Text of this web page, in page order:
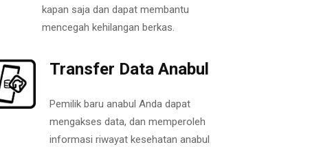
kapan saja dan dapat membantu
mencegah kehilangan berkas.
Transfer Data Anabul
Pemilik baru anabul Anda dapat
mengakses data, dan memperoleh
informasi riwayat kesehatan anabul